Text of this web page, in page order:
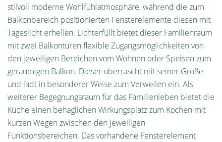
stilvoll moderne Wohlfühlatmosphäre, während die zum
Balkonbereich positionierten Fensterelemente diesen mit
Tageslicht erhellen. Lichterfüllt bietet dieser Familienraum
mit zwei Balkontüren flexible Zugangsmöglichkeiten von
den jeweiligen Bereichen vom Wohnen oder Speisen zum
geräumigen Balkon. Dieser überrascht mit seiner Größe
und lädt in besonderer Weise zum Verweilen ein. Als
weiterer Begegnungsraum für das Familienleben bietet die
Küche einen behaglichen Wirkungsplatz zum Kochen mit
kurzen Wegen zwischen den jeweiligen
Funktionsbereichen. Das vorhandene Fensterelement